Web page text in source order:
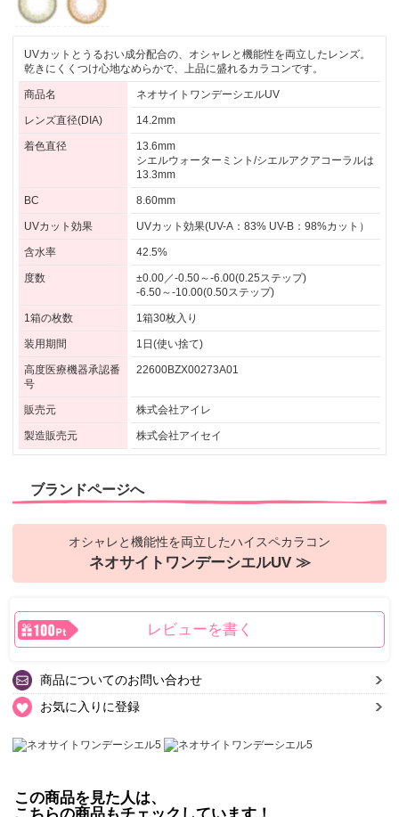
UVカットとうるおい成分配合の、オシャレと機能性を両立したレンズ。
乾きにくくつけ心地なめらかで、上品に盛れるカラコンです。
商品名 ネオサイトワンデーシエルUV
レンズ直径(DIA) 14.2mm
着色直径
13.6mm
シエルウォーターミント/シエルアクアコーラルは
13.3mm
BC 8.60mm
UVカット効果 UVカット効果(UV-A：83% UV-B：98%カット）
含水率 42.5%
度数
±0.00／-0.50～-6.00(0.25ステップ)
-6.50～-10.00(0.50ステップ)
1箱の枚数 1箱30枚入り
装用期間 1日(使い捨て)
高度医療機器承認番
号
22600BZX00273A01
販売元 株式会社アイレ
製造販売元 株式会社アイセイ
ブランドページへ
オシャレと機能性を両立したハイスペカラコン
ネオサイトワンデーシエルUV ≫
レビューを書く
商品についてのお問い合わせ
お気に入りに登録
この商品を見た人は、